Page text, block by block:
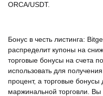
ORCA/USDT.
Бонус в честь листинга:
распределит купоны на
торговые бонусы на счета
использовать для
процент, а торговые
маржинальной торговли.